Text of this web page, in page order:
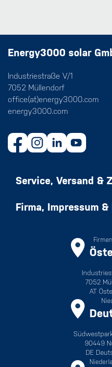
Energy3000 solar
Industriestraße V/1
7052 Müllendorf
office(at)energy3000.com
energy3000.com
Service, Versand &
Firma, Impressum
7052
AT
Südwestpark
90449
DE